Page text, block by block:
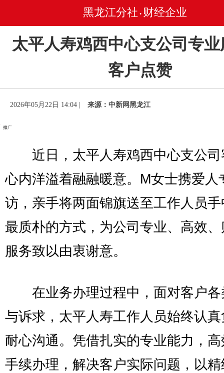
黑龙江分社 • 财经企业
太平人寿鸡西中心支公司专
客户点赞
2026年05月22日 14:04 | 来源：中新网黑龙江
近日，太平人寿鸡西中心支公司
心内洋溢着融融暖意。M女士携爱人
访，亲手将两面锦旗送至工作人员
最质朴的方式，为公司专业、高效
服务致以由衷谢意。
在业务办理过程中，面对客户各
与诉求，太平人寿工作人员始终认
耐心沟通。凭借扎实的专业能力，
手续办理，解决客户实际问题，以